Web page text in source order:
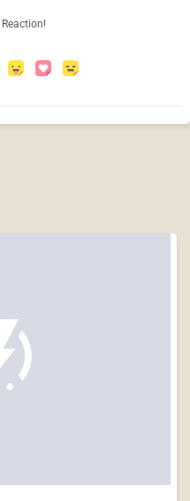
Reaction!